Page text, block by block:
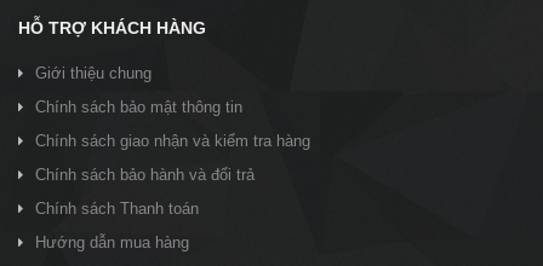
HỖ TRỢ KHÁCH HÀNG
Giới thiệu chung
Chính sách bảo mật thông tin
Chính sách giao nhận và kiểm tra hàng
Chính sách bảo hành và đổi trả
Chính sách Thanh toán
Hướng dẫn mua hàng